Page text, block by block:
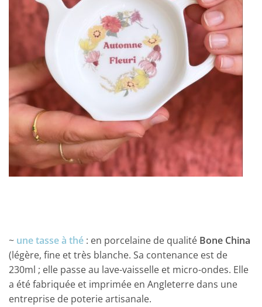
~ une tasse à thé : en porcelaine de qualité Bone China
(légère, fine et très blanche. Sa contenance est de
230ml ; elle passe au lave-vaisselle et micro-ondes. Elle
a été fabriquée et imprimée en Angleterre dans une
entreprise de poterie artisanale.